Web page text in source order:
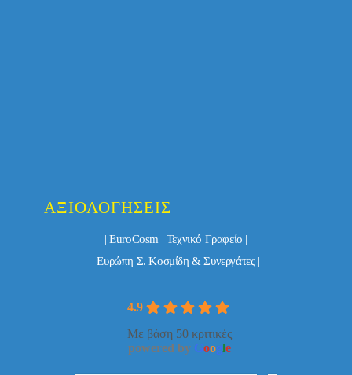
ΑΞΙΟΛΟΓΉΣΕΙΣ
| EuroCosm | Τεχνικό Γραφείο |
| Ευρώπη Σ. Κοσμίδη & Συνεργάτες |
4.9
Με βάση 50 κριτικές
powered by Google